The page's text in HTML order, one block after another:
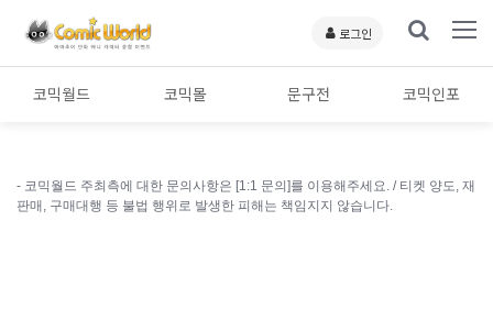
로그인
코믹월드 코믹몰 문구전 코믹인포
- 코믹월드 주최측에 대한 문의사항은 [1:1 문의]를 이용해주세요. / 티켓 양도, 재
판매, 구매대행 등 불법 행위로 발생한 피해는 책임지지 않습니다.